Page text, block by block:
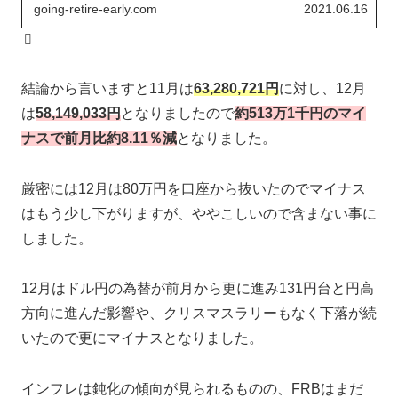
going-retire-early.com 2021.06.16
結論から言いますと11月は63,280,721円に対し、12月
は58,149,033円となりましたので約513万1千円のマイ
ナスで前月比約8.11％減となりました。
厳密には12月は80万円を口座から抜いたのでマイナス
はもう少し下がりますが、ややこしいので含まない事に
しました。
12月はドル円の為替が前月から更に進み131円台と円高
方向に進んだ影響や、クリスマスラリーもなく下落が続
いたので更にマイナスとなりました。
インフレは鈍化の傾向が見られるものの、FRBはまだ